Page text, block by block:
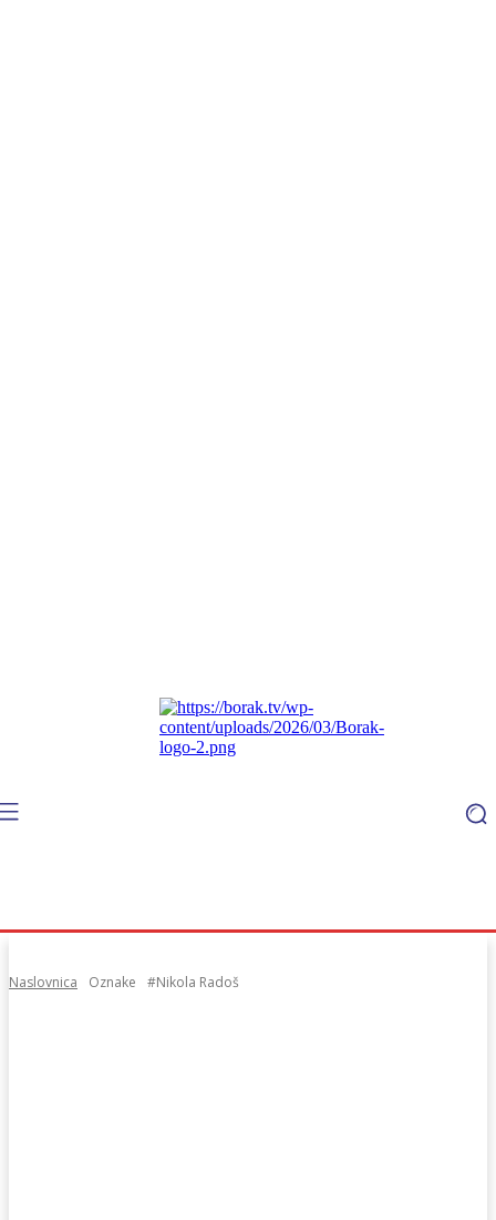
Naslovnica Oznake #Nikola Radoš